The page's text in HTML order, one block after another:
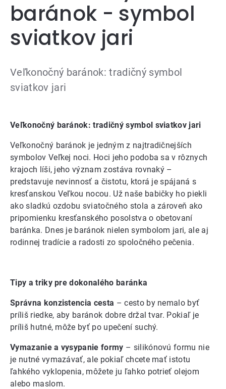
baránok - symbol
sviatkov jari
Veľkonočný baránok: tradičný symbol
sviatkov jari
Veľkonočný baránok: tradičný symbol sviatkov jari
Veľkonočný baránok je jedným z najtradičnejších
symbolov Veľkej noci. Hoci jeho podoba sa v rôznych
krajoch líši, jeho význam zostáva rovnaký –
predstavuje nevinnosť a čistotu, ktorá je spájaná s
kresťanskou Veľkou nocou. Už naše babičky ho piekli
ako sladkú ozdobu sviatočného stola a zároveň ako
pripomienku kresťanského posolstva o obetovaní
baránka. Dnes je baránok nielen symbolom jari, ale aj
rodinnej tradície a radosti zo spoločného pečenia.
Tipy a triky pre dokonalého baránka
Správna konzistencia cesta – cesto by nemalo byť
príliš riedke, aby baránok dobre držal tvar. Pokiaľ je
príliš hutné, môže byť po upečení suchý.
Vymazanie a vysypanie formy – silikónovú formu nie
je nutné vymazávať, ale pokiaľ chcete mať istotu
ľahkého vyklopenia, môžete ju ľahko potrieť olejom
alebo maslom.